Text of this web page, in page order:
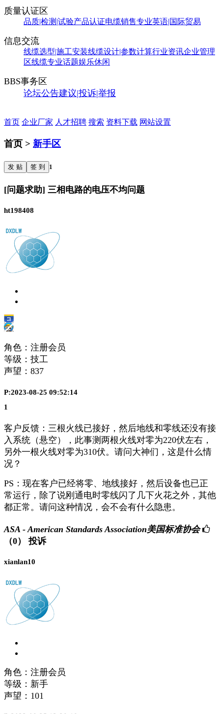
质量认证区
品质|检测|试验产品认证电缆销售专业英语|国际贸易
信息交流
线缆选型|施工安装线缆设计|参数计算行业资讯企业管理
区线缆专业话题娱乐休闲
BBS事务区
论坛公告建议|投诉|举报
首页 企业厂家 人才招聘 搜索 资料下载 网站设置
首页 > 新手区
发 贴 签 到 1
[问题求助] 三相电路的电压不均问题
ht198408
角色：注册会员
等级：技工
声望： 837
P:2023-08-25 09:52:14
1
客户反馈：三根火线已接好，然后地线和零线还没有接
入系统（悬空），此事测两根火线对零为220伏左右，
另外一根火线对零为310伏。请问大神们，这是什么情
况？
PS：现在客户已经将零、地线接好，然后设备也已正
常运行，除了说刚通电时零线闪了几下火花之外，其他
都正常。请问这种情况，会不会有什么隐患。
ASA - American Standards Association美国标准协会
（0）
投诉
xianlan10
角色：注册会员
等级：新手
声望： 101